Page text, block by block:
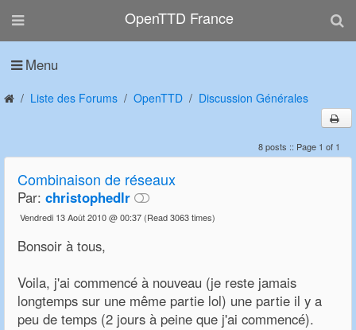
OpenTTD France
Menu
Liste des Forums OpenTTD Discussion Générales
8 posts :: Page 1 of 1
Combinaison de réseaux
Par: christophedlr
Vendredi 13 Août 2010 @ 00:37 (Read 3063 times)
Bonsoir à tous,
Voila, j'ai commencé à nouveau (je reste jamais
longtemps sur une même partie lol) une partie il y a
peu de temps (2 jours à peine que j'ai commencé).